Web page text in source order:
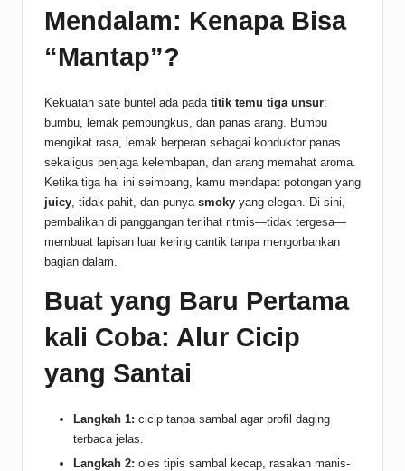
Mendalam: Kenapa Bisa
“Mantap”?
Kekuatan sate buntel ada pada titik temu tiga unsur:
bumbu, lemak pembungkus, dan panas arang. Bumbu
mengikat rasa, lemak berperan sebagai konduktor panas
sekaligus penjaga kelembapan, dan arang memahat aroma.
Ketika tiga hal ini seimbang, kamu mendapat potongan yang
juicy , tidak pahit, dan punya smoky yang elegan. Di sini,
pembalikan di panggangan terlihat ritmis—tidak tergesa—
membuat lapisan luar kering cantik tanpa mengorbankan
bagian dalam.
Buat yang Baru Pertama
kali Coba: Alur Cicip
yang Santai
Langkah 1: cicip tanpa sambal agar profil daging
terbaca jelas.
Langkah 2: oles tipis sambal kecap, rasakan manis-